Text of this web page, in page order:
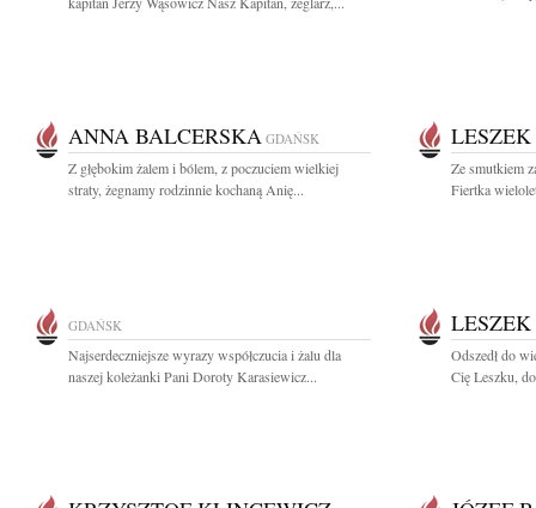
ANNA BALCERSKA GDAŃSK
Z głębokim żalem i bólem, z poczuciem wielkiej
straty, żegnamy rodzinnie kochaną Anię...
Ze smutkiem
Fiertka
GDAŃSK
Najserdeczniejsze wyrazy współczucia i żalu dla
naszej koleżanki Pani Doroty Karasiewicz...
Odszedł do
Cię Leszku,